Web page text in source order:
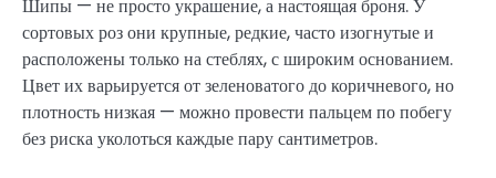
Шипы — не просто украшение, а настоящая броня. У
сортовых роз они крупные, редкие, часто изогнутые и
расположены только на стеблях, с широким основанием.
Цвет их варьируется от зеленоватого до коричневого, но
плотность низкая — можно провести пальцем по побегу
без риска уколоться каждые пару сантиметров.